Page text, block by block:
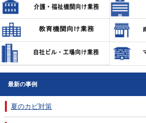
最新の事例
夏のカビ対策